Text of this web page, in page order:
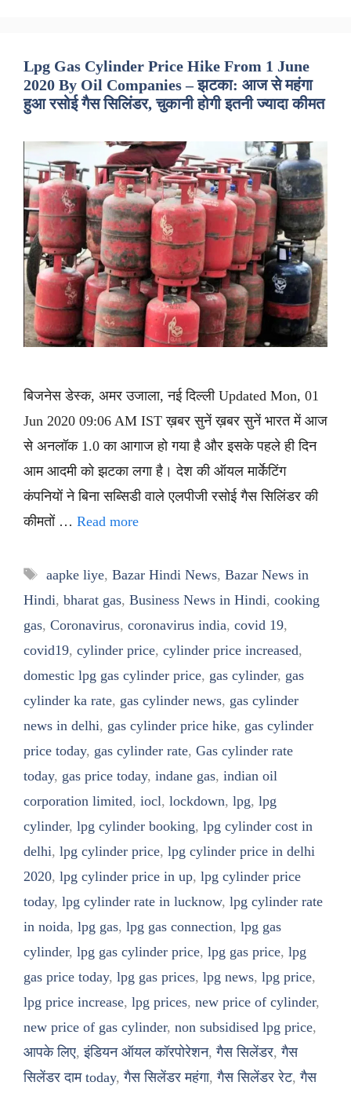
Lpg Gas Cylinder Price Hike From 1 June
2020 By Oil Companies – झटका: आज से महंगा
हुआ रसोई गैस सिलिंडर, चुकानी होगी इतनी ज्यादा कीमत
बिजनेस डेस्क, अमर उजाला, नई दिल्ली Updated Mon, 01
Jun 2020 09:06 AM IST ख़बर सुनें ख़बर सुनें भारत में आज
से अनलॉक 1.0 का आगाज हो गया है और इसके पहले ही दिन
आम आदमी को झटका लगा है। देश की ऑयल मार्केटिंग
कंपनियों ने बिना सब्सिडी वाले एलपीजी रसोई गैस सिलिंडर की
कीमतों … Read more
Tags
aapke liye, Bazar Hindi News, Bazar News in
Hindi, bharat gas, Business News in Hindi, cooking
gas, Coronavirus, coronavirus india, covid 19,
covid19, cylinder price, cylinder price increased,
domestic lpg gas cylinder price, gas cylinder, gas
cylinder ka rate, gas cylinder news, gas cylinder
news in delhi, gas cylinder price hike, gas cylinder
price today, gas cylinder rate, Gas cylinder rate
today, gas price today, indane gas, indian oil
corporation limited, iocl, lockdown, lpg, lpg
cylinder, lpg cylinder booking, lpg cylinder cost in
delhi, lpg cylinder price, lpg cylinder price in delhi
2020, lpg cylinder price in up, lpg cylinder price
today, lpg cylinder rate in lucknow, lpg cylinder rate
in noida, lpg gas, lpg gas connection, lpg gas
cylinder, lpg gas cylinder price, lpg gas price, lpg
gas price today, lpg gas prices, lpg news, lpg price,
lpg price increase, lpg prices, new price of cylinder,
new price of gas cylinder, non subsidised lpg price,
आपके लिए,इंडियन ऑयल कॉरपोरेशन,गैस सिलेंडर,गैस
सिलेंडर दाम today,गैस सिलेंडर महंगा,गैस सिलेंडर रेट,गैस